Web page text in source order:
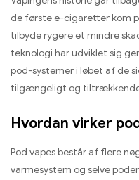
de første e-cigaretter kom
tilbyde rygere et mindre
teknologi har udviklet sig
pod-systemer i løbet af de
tilgængeligt og tiltrækkende
Hvordan virker
Pod vapes består af flere
varmesystem og selve